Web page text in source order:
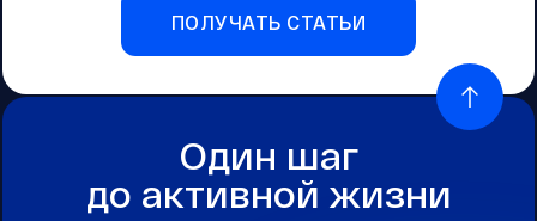
ПОЛУЧАТЬ СТАТЬИ
Один шаг
до активной жизни